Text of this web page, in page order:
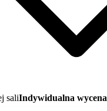
saliIndywidualna wycena